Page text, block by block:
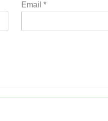
Email*